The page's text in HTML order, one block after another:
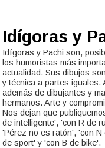
Idígoras y
Idígoras y Pachi son,
los humoristas más
actualidad. Sus dibujos
y técnica a partes iguales.
además de dibujantes y
hermanos. Arte y
Nos dejan que
de intelligente', 'con R de
'Pérez no es ratón', 'con N
de sport' y 'con B de bike'.